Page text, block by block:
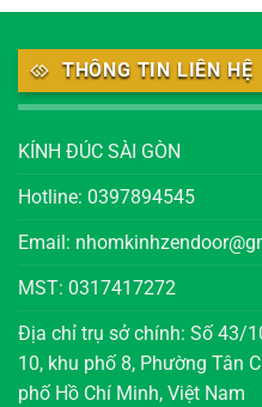
THÔNG TIN LIÊN HỆ
KÍNH ĐÚC SÀI GÒN
Hotline: 0397894545
Email:
MST: 0317417272
Địa chỉ trụ sở chính: Số 43/
10, khu phố 8, Phường Tân
phố Hồ Chí Minh, Việt Nam